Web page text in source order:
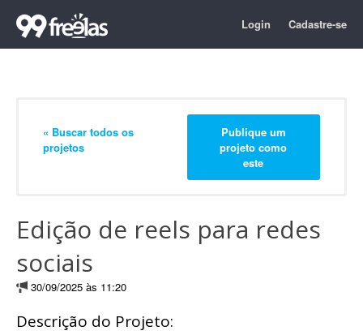
Login Cadastre-se
« Buscar todos os
projetos
Publique um
projeto como
este
Edição de reels para redes
sociais
30/09/2025 às 11:20
Descrição do Projeto: